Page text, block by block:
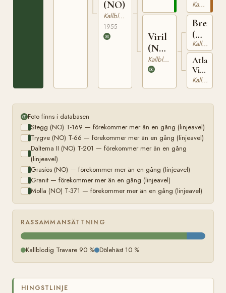
(NO)
Kallblodig Travare
1955
Viril
(NO)
T-
1250
Kallblodig Travare
(NO)
T-
201
Kallblodig Travare
Breidar
(NO)
T-
195
Kallblodig Travare
Atlas
Vira
(NO)
T-
Kallblodig Travare
Foto finns i databasen
Stegg (NO) T-169 — förekommer mer än en gång (linjeavel)
Trygve (NO) T-66 — förekommer mer än en gång (linjeavel)
Dalterna II (NO) T-201 — förekommer mer än en gång
(linjeavel)
Grasiös (NO) — förekommer mer än en gång (linjeavel)
Granit — förekommer mer än en gång (linjeavel)
Molla (NO) T-371 — förekommer mer än en gång (linjeavel)
RASSAMMANSÄTTNING
Kallblodig Travare 90 % Dölehäst 10 %
HINGSTLINJE